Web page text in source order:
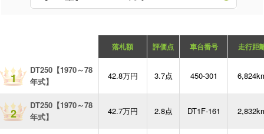
落札額 評価点 車台番号 走行距
1
DT250【1970～78
年式】
42.8万円 3.7点 450-301
2
DT250【1970～78
年式】
42.7万円 2.8点 DT1F-161